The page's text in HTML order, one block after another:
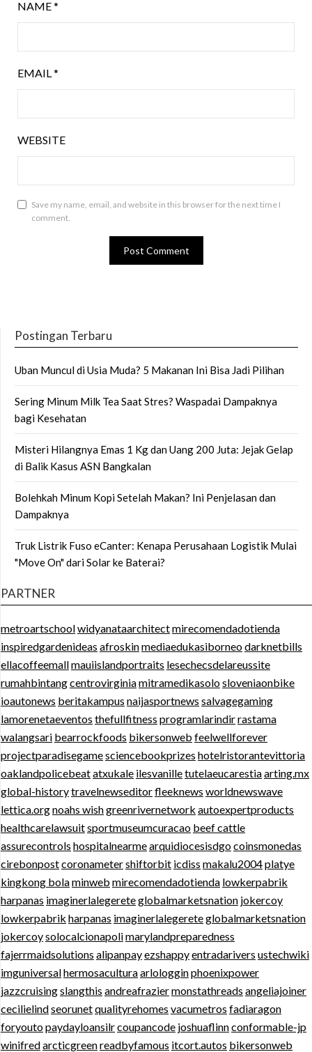
NAME*
EMAIL*
WEBSITE
Save my name, email, and website in this browser for the next time I
comment.
Postingan Terbaru
Uban Muncul di Usia Muda? 5 Makanan Ini Bisa Jadi Pilihan
Sering Minum Milk Tea Saat Stres? Waspadai Dampaknya
bagi Kesehatan
Misteri Hilangnya Emas 1 Kg dan Uang 200 Juta: Jejak Gelap
di Balik Kasus ASN Bangkalan
Bolehkah Minum Kopi Setelah Makan? Ini Penjelasan dan
Dampaknya
Truk Listrik Fuso eCanter: Kenapa Perusahaan Logistik Mulai
"Move On" dari Solar ke Baterai?
PARTNER
metroartschoolwidyanataarchitectmirecomendadotienda
inspiredgardenideas afroskinmediaedukasiborneodarknetbills
ellacoffeemallmauiislandportraits lesechecsdelareussite
rumahbintangcentrovirginiamitramedikasolosloveniaonbike
ioautonews beritakampus naijasportnews salvagegaming
lamorenetaeventos thefullfitness programlarindirrastama
walangsari bearrockfoods bikersonweb feelwellforever
projectparadisegamesciencebookprizes hotelristorantevittoria
oaklandpolicebeatatxukale ilesvanilletutelaeucarestiaarting.mx
global-historytravelnewseditorfleeknews worldnewswave
lettica.orgnoahs wishgreenrivernetwork autoexpertproducts
healthcarelawsuitsportmuseumcuracao beef cattle
assurecontrols hospitalnearmearquidiocesisdgocoinsmonedas
cirebonpostcoronametershiftorbit icdiss makalu2004platye
kingkong bolaminweb mirecomendadotienda lowkerpabrik
harpanas imaginerlalegereteglobalmarketsnation jokercoy
lowkerpabrik harpanas imaginerlalegereteglobalmarketsnation
jokercoysolocalcionapolimarylandpreparedness
fajerrmaidsolutions alipanpayezshappyentradarivers ustechwiki
imguniversalhermosaculturaarlologginphoenixpower
jazzcruisingslangthis andreafraziermonstathreads angeliajoiner
cecilielindseorunetqualityrehomes vacumetros fadiaragon
foryoutopaydayloansilrcoupancode joshuaflinnconformable-jp
winifredarcticgreenreadbyfamous itcort.autos bikersonweb